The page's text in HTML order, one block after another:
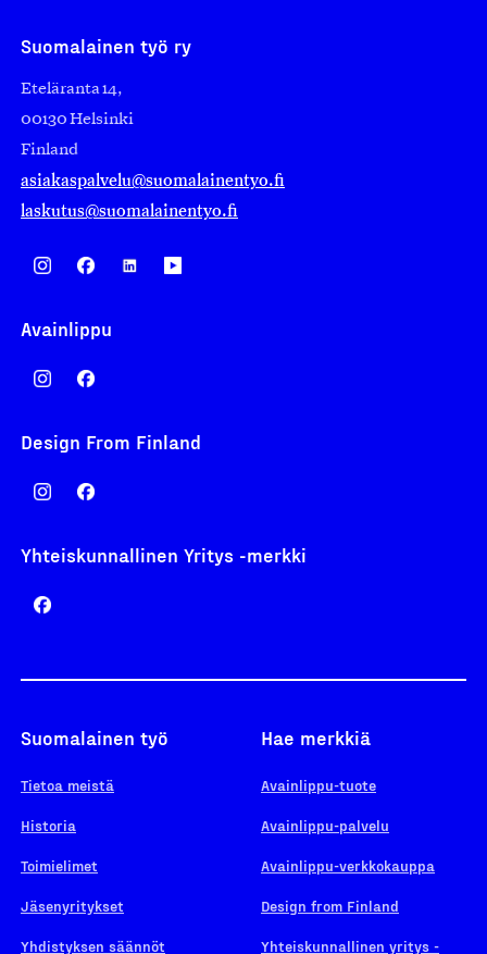
Suomalainen työ ry
Eteläranta 14,
00130 Helsinki
Finland
asiakaspalvelu@suomalainentyo.fi
laskutus@suomalainentyo.fi
Avainlippu
Design From Finland
Yhteiskunnallinen Yritys -merkki
Suomalainen työ
Tietoa meistä
Historia
Toimielimet
Jäsenyritykset
Yhdistyksen säännöt
Hae merkkiä
Avainlippu-tuote
Avainlippu-palvelu
Avainlippu-verkkokauppa
Design from Finland
Yhteiskunnallinen yritys -